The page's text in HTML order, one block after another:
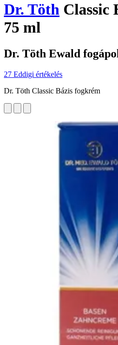
Dr. Töth Classic
75 ml
Dr. Töth Ewald
27 Eddigi értékelés
Dr. Töth Classic Bázis fogkrém